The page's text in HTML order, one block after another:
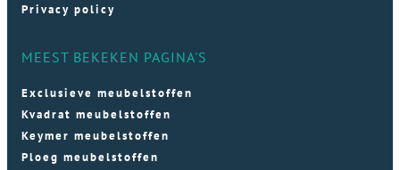
Privacy policy
MEEST BEKEKEN PAGINA'S
Exclusieve meubelstoffen
Kvadrat meubelstoffen
Keymer meubelstoffen
Ploeg meubelstoffen